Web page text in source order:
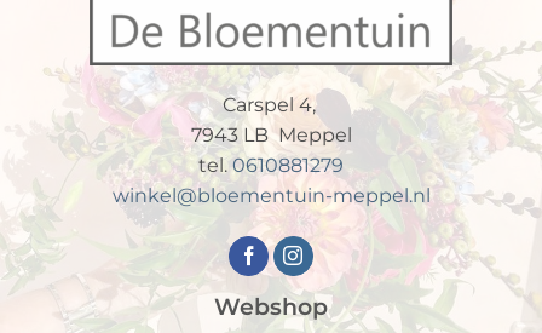
Carspel 4,
7943 LB Meppel
tel. 0610881279
winkel@bloementuin-meppel.nl
Webshop